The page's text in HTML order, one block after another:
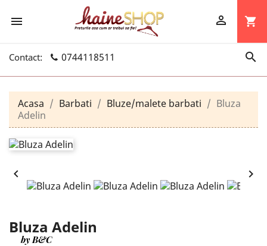
 shopping_cart

Contact: 0744118511 
Acasa Barbati Bluze/malete barbati
Bluza
Adelin
 
Bluza Adelin
by B&C